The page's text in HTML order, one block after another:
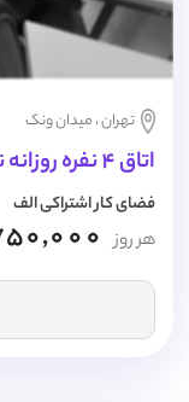
تهران ، میدان ونک
اتاق 4 نفره روزانه نیمه اختصاصی
فضای کار اشتراکی الف
هر روز